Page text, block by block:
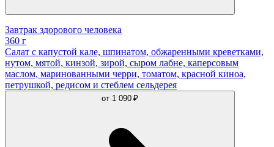
Завтрак здорового человека
360 г
Салат с капустой кале, шпинатом, обжаренными креветками,
нутом, мятой, кинзой, зирой, сыром лабне, каперсовым
маслом, маринованными черри, томатом, красной киноа,
петрушкой, редисом и стеблем сельдерея
от 1 090 ₽